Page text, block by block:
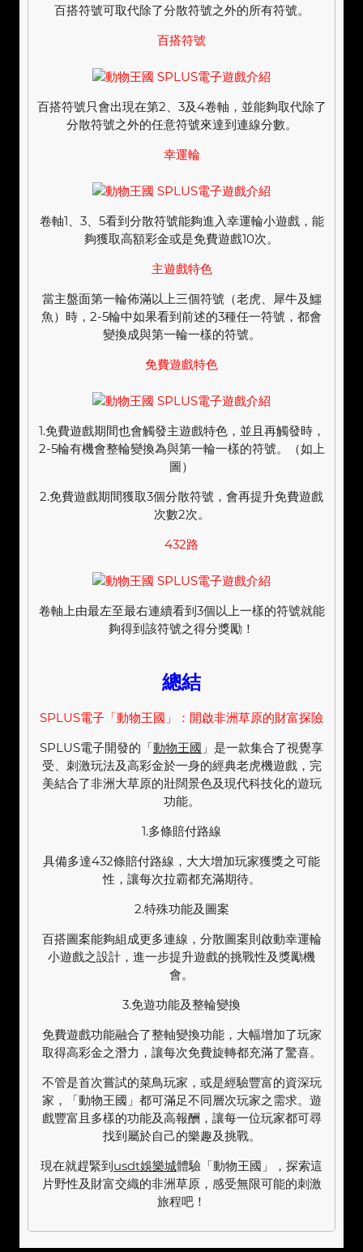
百搭符號可取代除了分散符號之外的所有符號。
百搭符號
百搭符號只會出現在第2、3及4卷軸，並能夠取代除了
分散符號之外的任意符號來達到連線分數。
幸運輪
卷軸1、3、5看到分散符號能夠進入幸運輪小遊戲，能
夠獲取高額彩金或是免費遊戲10次。
主遊戲特色
當主盤面第一輪佈滿以上三個符號（老虎、犀牛及鱷
魚）時，2-5輪中如果看到前述的3種任一符號，都會
變換成與第一輪一樣的符號。
免費遊戲特色
1.免費遊戲期間也會觸發主遊戲特色，並且再觸發時，
2-5輪有機會整輪變換為與第一輪一樣的符號。（如上
圖）
2.免費遊戲期間獲取3個分散符號，會再提升免費遊戲
次數2次。
432路
卷軸上由最左至最右連續看到3個以上一樣的符號就能
夠得到該符號之得分獎勵！
總結
SPLUS電子「動物王國」：開啟非洲草原的財富探險
SPLUS電子開發的「動物王國 」是一款集合了視覺享
受、刺激玩法及高彩金於一身的經典老虎機遊戲，完
美結合了非洲大草原的壯闊景色及現代科技化的遊玩
功能。
1.多條賠付路線
具備多達432條賠付路線，大大增加玩家獲獎之可能
性，讓每次拉霸都充滿期待。
2.特殊功能及圖案
百搭圖案能夠組成更多連線，分散圖案則啟動幸運輪
小遊戲之設計，進一步提升遊戲的挑戰性及獎勵機
會。
3.免遊功能及整輪變換
免費遊戲功能融合了整軸變換功能，大幅增加了玩家
取得高彩金之潛力，讓每次免費旋轉都充滿了驚喜。
不管是首次嘗試的菜鳥玩家，或是經驗豐富的資深玩
家，「動物王國」都可滿足不同層次玩家之需求。遊
戲豐富且多樣的功能及高報酬，讓每一位玩家都可尋
找到屬於自己的樂趣及挑戰。
現在就趕緊到usdt娛樂城體驗「動物王國」，探索這
片野性及財富交織的非洲草原，感受無限可能的刺激
旅程吧！